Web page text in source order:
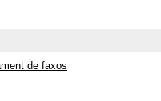
de faxos